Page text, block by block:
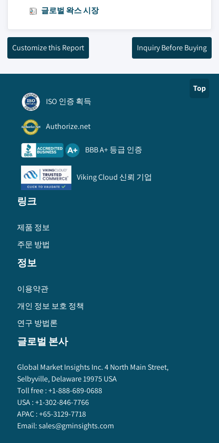
글로벌 왁스 시장
Customize this Report Inquiry Before Buying
Top
ISO 인증 획득
Authorize.net
BBB A+ 등급 인증
Viking Cloud 신뢰 기업
링크
제품 정보
주문 방법
정보
이용약관
개인 정보 보호 정책
연구 방법론
글로벌 본사
Global Market Insights Inc. 4 North Main Street,
Selbyville, Delaware 19975 USA
Toll free :+1-888-689-0688
USA :+1-302-846-7766
APAC :+65-3129-7718
Email:sales@gminsights.com